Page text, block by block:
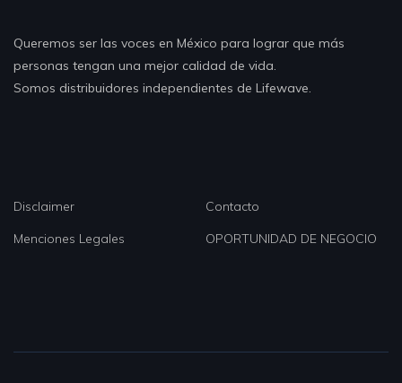
Queremos ser las voces en México para lograr que más
personas tengan una mejor calidad de vida.
Somos distribuidores independientes de Lifewave.
Disclaimer
Menciones Legales
Contacto
OPORTUNIDAD DE NEGOCIO